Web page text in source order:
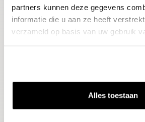
partners kunnen deze gegevens
informatie die u aan ze heeft
verzameld op basis van uw gebruik
Alles toestaan
Aanmelden